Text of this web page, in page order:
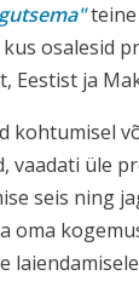
teine
osalesid
Eestist ja
kohtumisel
vaadati üle
seis ning
oma